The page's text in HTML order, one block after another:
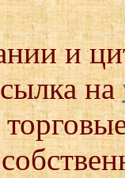
и
на